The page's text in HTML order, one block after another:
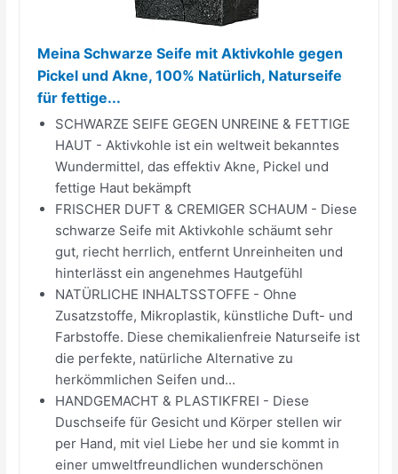
Meina Schwarze Seife mit Aktivkohle gegen
Pickel und Akne, 100% Natürlich, Naturseife
für fettige...
SCHWARZE SEIFE GEGEN UNREINE & FETTIGE
HAUT - Aktivkohle ist ein weltweit bekanntes
Wundermittel, das effektiv Akne, Pickel und
fettige Haut bekämpft
FRISCHER DUFT & CREMIGER SCHAUM - Diese
schwarze Seife mit Aktivkohle schäumt sehr
gut, riecht herrlich, entfernt Unreinheiten und
hinterlässt ein angenehmes Hautgefühl
NATÜRLICHE INHALTSSTOFFE - Ohne
Zusatzstoffe, Mikroplastik, künstliche Duft- und
Farbstoffe. Diese chemikalienfreie Naturseife ist
die perfekte, natürliche Alternative zu
herkömmlichen Seifen und...
HANDGEMACHT & PLASTIKFREI - Diese
Duschseife für Gesicht und Körper stellen wir
per Hand, mit viel Liebe her und sie kommt in
einer umweltfreundlichen wunderschönen